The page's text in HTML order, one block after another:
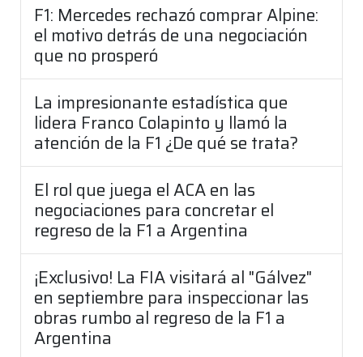
F1: Mercedes rechazó comprar Alpine:
el motivo detrás de una negociación
que no prosperó
La impresionante estadística que
lidera Franco Colapinto y llamó la
atención de la F1 ¿De qué se trata?
El rol que juega el ACA en las
negociaciones para concretar el
regreso de la F1 a Argentina
¡Exclusivo! La FIA visitará al "Gálvez"
en septiembre para inspeccionar las
obras rumbo al regreso de la F1 a
Argentina